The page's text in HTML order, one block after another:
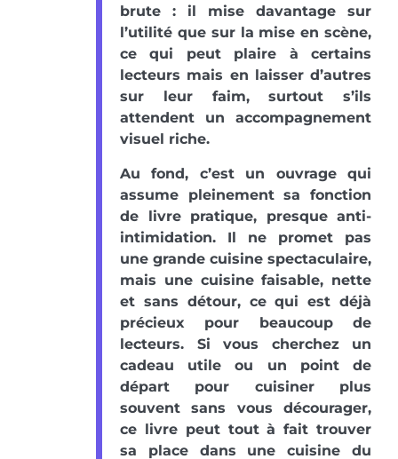
brute : il mise davantage sur
l’utilité que sur la mise en scène,
ce qui peut plaire à certains
lecteurs mais en laisser d’autres
sur leur faim, surtout s’ils
attendent un accompagnement
visuel riche.
Au fond, c’est un ouvrage qui
assume pleinement sa fonction
de livre pratique, presque anti-
intimidation. Il ne promet pas
une grande cuisine spectaculaire,
mais une cuisine faisable, nette
et sans détour, ce qui est déjà
précieux pour beaucoup de
lecteurs. Si vous cherchez un
cadeau utile ou un point de
départ pour cuisiner plus
souvent sans vous décourager,
ce livre peut tout à fait trouver
sa place dans une cuisine du